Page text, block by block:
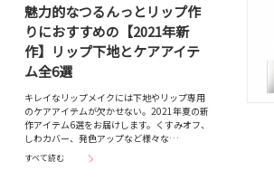
魅力的なつるんっとリップ作
りにおすすめの【2021年新
作】リップ下地とケアアイテ
ム全6選
キレイなリップメイクには下地やリップ専用
のケアアイテムが欠かせない。2021年夏の新
作アイテム6選をお届けします。くすみオフ、
しわカバー、発色アップなど様々な…
すべて読む